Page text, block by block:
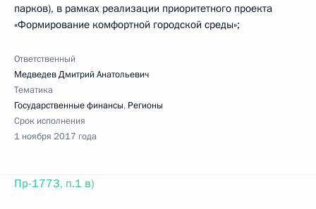
парков), в рамках реализации приоритетного проекта
«Формирование комфортной городской среды»;
Ответственный
Медведев Дмитрий Анатольевич
Тематика
Государственные финансы, Регионы
Срок исполнения
1 ноября 2017 года
Пр-1773, п.1 в)